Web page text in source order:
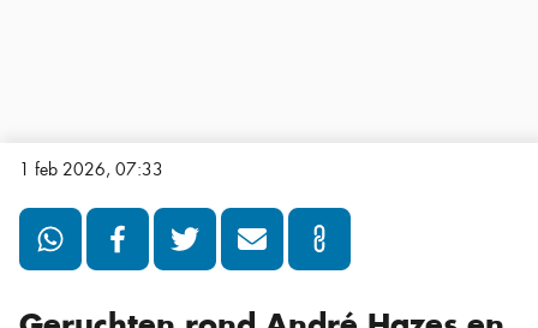
1 feb 2026, 07:33